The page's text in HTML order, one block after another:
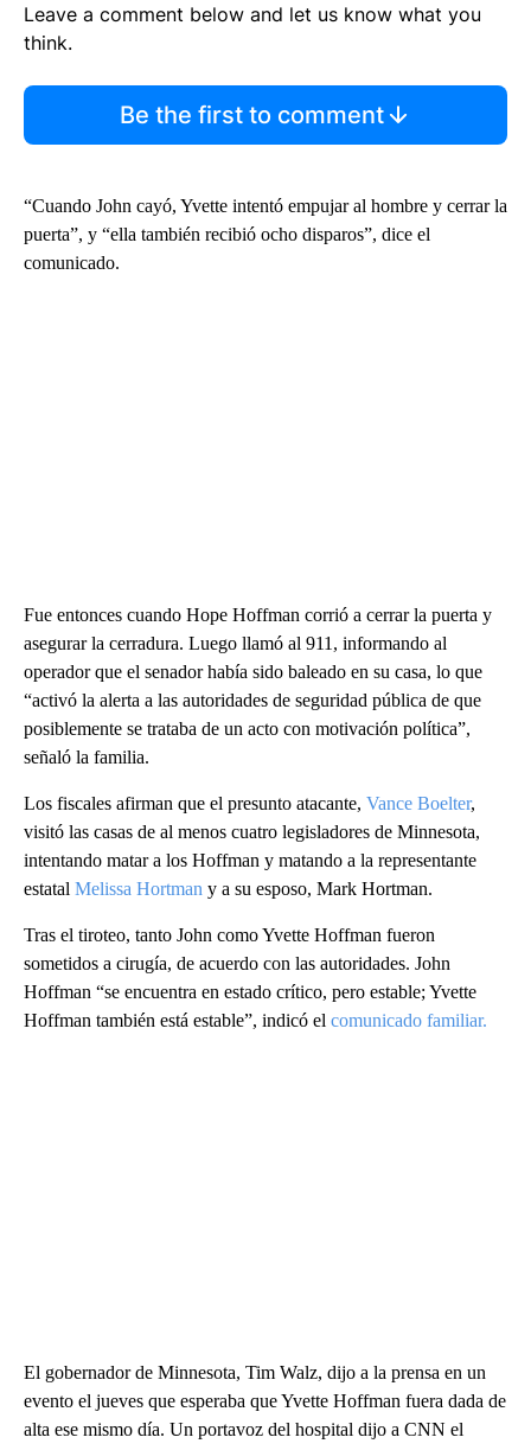
Leave a comment below and let us know what you
think.
Be the first to comment
“Cuando John cayó, Yvette intentó empujar al hombre y cerrar la
puerta”, y “ella también recibió ocho disparos”, dice el
comunicado.
Fue entonces cuando Hope Hoffman corrió a cerrar la puerta y
asegurar la cerradura. Luego llamó al 911, informando al
operador que el senador había sido baleado en su casa, lo que
“activó la alerta a las autoridades de seguridad pública de que
posiblemente se trataba de un acto con motivación política”,
señaló la familia.
Los fiscales afirman que el presunto atacante, Vance Boelter,
visitó las casas de al menos cuatro legisladores de Minnesota,
intentando matar a los Hoffman y matando a la representante
estatal Melissa Hortman y a su esposo, Mark Hortman.
Tras el tiroteo, tanto John como Yvette Hoffman fueron
sometidos a cirugía, de acuerdo con las autoridades. John
Hoffman “se encuentra en estado crítico, pero estable; Yvette
Hoffman también está estable”, indicó el comunicado familiar.
El gobernador de Minnesota, Tim Walz, dijo a la prensa en un
evento el jueves que esperaba que Yvette Hoffman fuera dada de
alta ese mismo día. Un portavoz del hospital dijo a CNN el